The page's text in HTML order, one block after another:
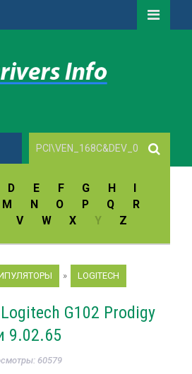
D E F G H
I
M N O P Q
R
V W X Y Z
» LOGITECH
G102 Prodigy
9.02.65
60579